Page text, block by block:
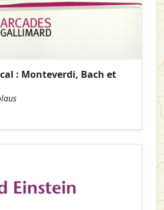
: Monteverdi, Bach et